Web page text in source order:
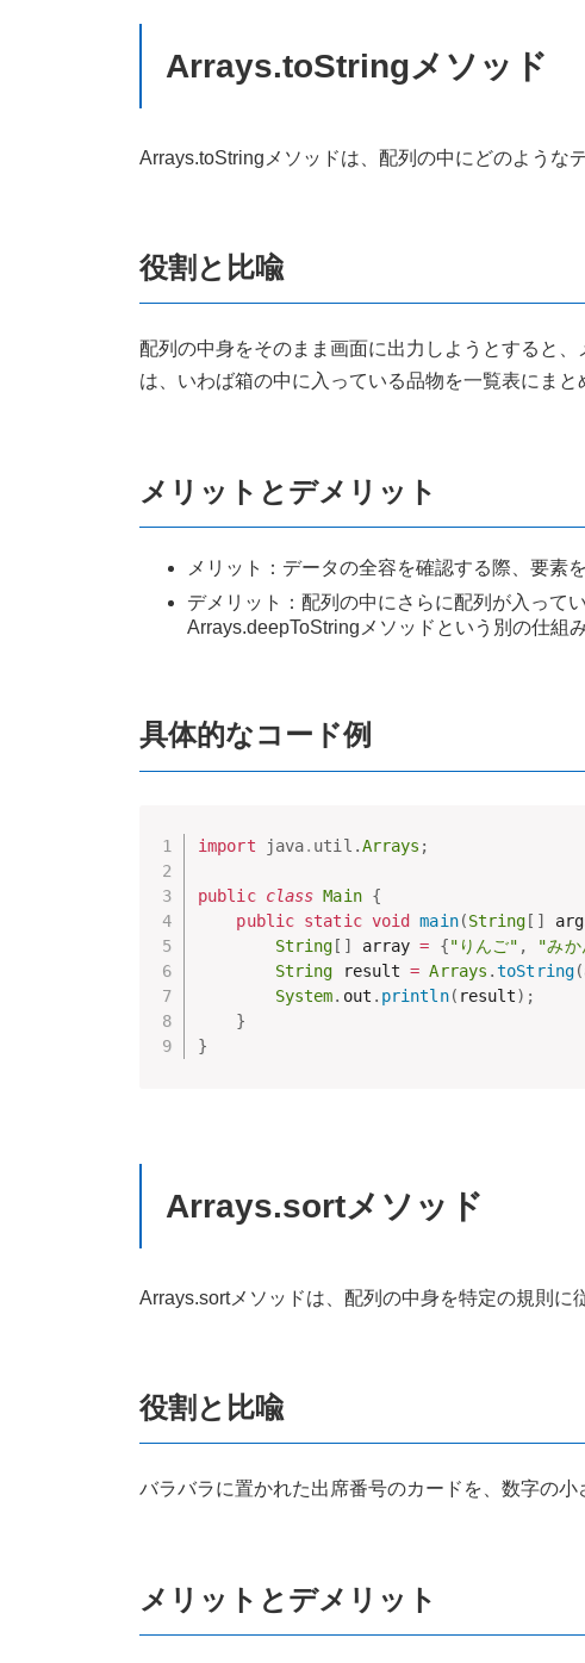
Arrays.toStringメソッド
Arrays.toStringメソッドは、配列の中にどのような
役割と比喩
配列の中身をそのまま画面に出力しようとすると
は、いわば箱の中に入っている品物を一覧表にま
メリットとデメリット
メリット：データの全容を確認する際、要素
デメリット：配列の中にさらに配列が入って
Arrays.deepToStringメソッドという別の仕組
具体的なコード例
import java. util .Arrays ;
public class Main {
public static void main(String [ ]
String [ ] array = {"りんご" , "み
String result = Arrays .toString(
System. out . println( result) ;
}
}
Arrays.sortメソッド
Arrays.sortメソッドは、配列の中身を特定の規則に
役割と比喩
バラバラに置かれた出席番号のカードを、数字の
メリットとデメリット